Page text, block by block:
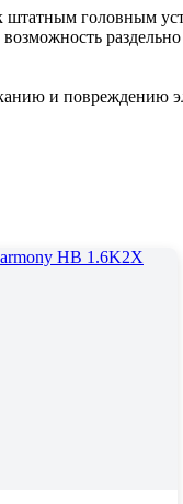
штатным головным
раздельно
и повреждению